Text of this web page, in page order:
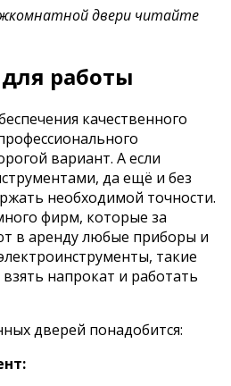
двери читайте
работы
качественного
вариант. А если
да ещё и без
необходимой точности.
фирм, которые за
в аренду любые приборы и
такие
напрокат и работать
дверей понадобится: